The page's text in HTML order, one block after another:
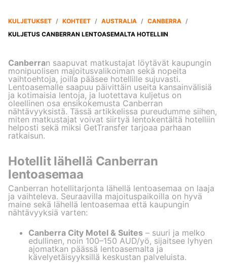
KULJETUKSET / KOHTEET / AUSTRALIA / CANBERRA /
KULJETUS CANBERRAN LENTOASEMALTA HOTELLIIN
Canberran saapuvat matkustajat löytävät kaupungin
monipuolisen majoitusvalikoiman sekä nopeita
vaihtoehtoja, joilla pääsee hotellille sujuvasti.
Lentoasemalle saapuu päivittäin useita kansainvälisiä
ja kotimaisia lentoja, ja luotettava kuljetus on
oleellinen osa ensikokemusta Canberran
nähtävyyksistä. Tässä artikkelissa pureudumme siihen,
miten matkustajat voivat siirtyä lentokentältä hotelliin
helposti sekä miksi GetTransfer tarjoaa parhaan
ratkaisun.
Hotellit lähellä Canberran
lentoasemaa
Canberran hotellitarjonta lähellä lentoasemaa on laaja
ja vaihteleva. Seuraavilla majoituspaikoilla on hyvä
maine sekä lähellä lentoasemaa että kaupungin
nähtävyyksiä varten:
Canberra City Motel & Suites – suuri ja melko
edullinen, noin 100–150 AUD/yö, sijaitsee lyhyen
ajomatkan päässä lentoasemalta ja
kävelyetäisyyksillä keskustan palveluista.